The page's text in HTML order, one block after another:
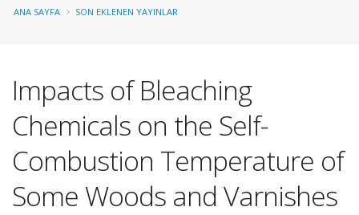
ANA SAYFA SON EKLENEN YAYINLAR
Impacts of Bleaching
Chemicals on the Self-
Combustion Temperature of
Some Woods and Varnishes